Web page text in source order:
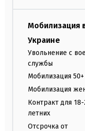
Мобилизация
Украине
Увольнение с
службы
Мобилизация 50+
Мобилизация
Контракт для
летних
Отсрочка от